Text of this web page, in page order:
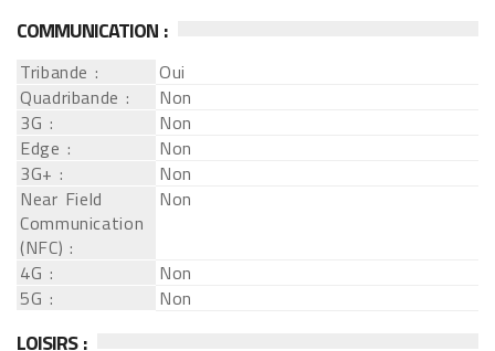
COMMUNICATION :
Tribande :
Oui
Quadribande :
Non
3G :
Non
Edge :
Non
3G+ :
Non
Near Field
Communication
(NFC) :
Non
4G :
Non
5G :
Non
LOISIRS :